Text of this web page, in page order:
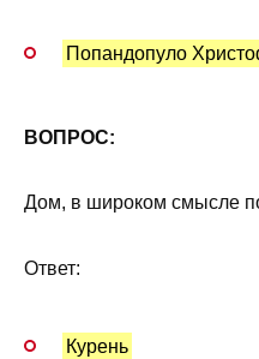
Попандопуло
ВОПРОС:
Дом, в широком смысле
Ответ:
Курень